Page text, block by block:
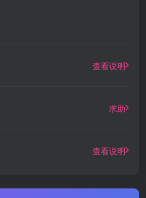
查看说明
求助
查看说明